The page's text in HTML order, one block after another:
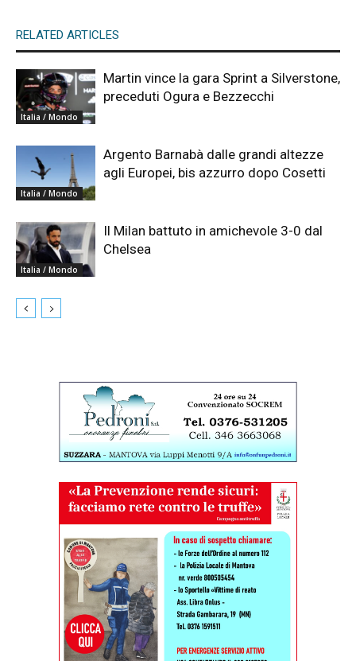
RELATED ARTICLES
Italia / Mondo
Martin vince la gara Sprint a Silverstone,
preceduti Ogura e Bezzecchi
Italia / Mondo
Argento Barnabà dalle grandi altezze
agli Europei, bis azzurro dopo Cosetti
Italia / Mondo
Il Milan battuto in amichevole 3-0 dal
Chelsea